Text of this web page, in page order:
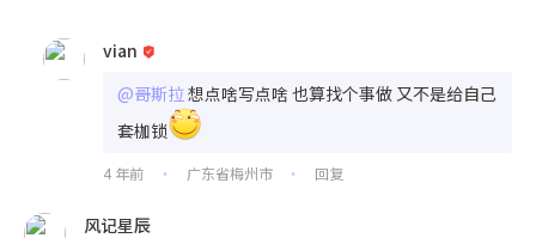
vian
@哥斯拉想点啥写点啥 也算找个事做 又不是给自己
套枷锁
4 年前 • 广东省梅州市 • 回复
风记星辰